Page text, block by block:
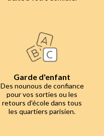
Garde d'enfant
Des nounous de confiance
pour vos sorties ou les
retours d'école dans tous
les quartiers parisien.